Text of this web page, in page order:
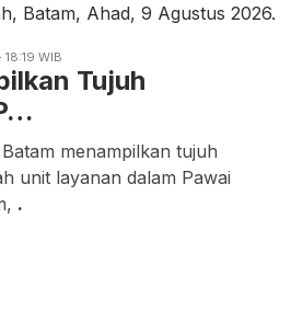
WIB
Tujuh
menampilkan tujuh
unit layanan dalam Pawai
.